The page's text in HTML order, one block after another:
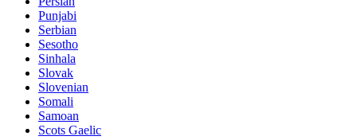
Punjabi
Serbian
Sesotho
Sinhala
Slovak
Slovenian
Somali
Samoan
Scots Gaelic